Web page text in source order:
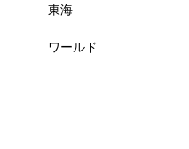
東海
ワールド